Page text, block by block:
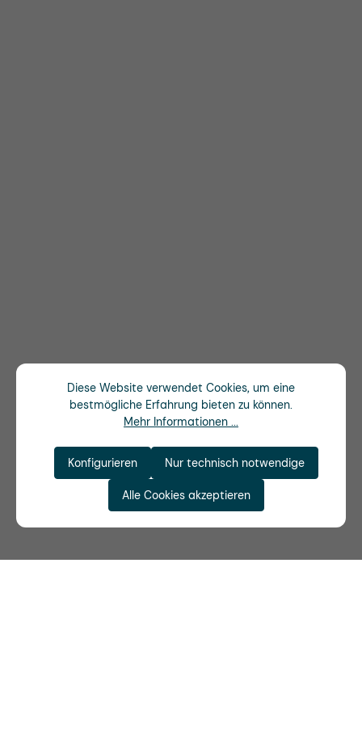
Diese Website verwendet Cookies, um eine
bestmögliche Erfahrung bieten zu können.
Mehr Informationen ...
Nur technisch notwendige
Konfigurieren
Alle Cookies akzeptieren